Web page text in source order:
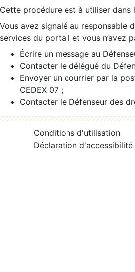
Cette procédure est à utiliser dans
Vous avez signalé au responsable
services du portail et vous n’avez
Écrire un message au
Contacter le délégué du
Envoyer un courrier par la
CEDEX 07 ;
Contacter le Défenseur des
Conditions d'utilisation
Déclaration